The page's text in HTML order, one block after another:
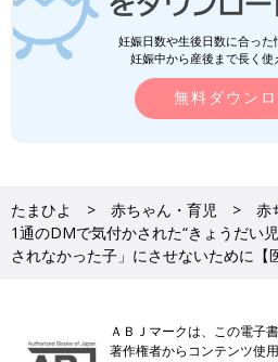
妊娠日数や生後日数に合った
妊娠中から産後まで長く使
無料ダウン
たまひよ 赤ちゃん・育児
赤
1通のDMで気付かされた“きょうだい
されなかった子」にさせないために【
ＡＢＪマークは、この電子
著作権者からコンテンツ使